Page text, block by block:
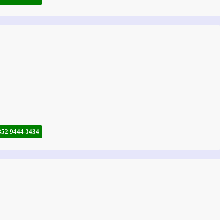
9444-3434